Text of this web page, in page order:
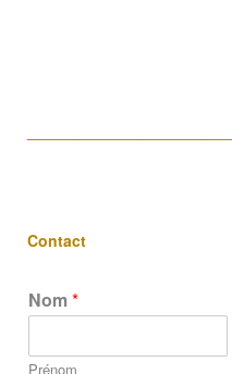
Contact
Nom *
Prénom